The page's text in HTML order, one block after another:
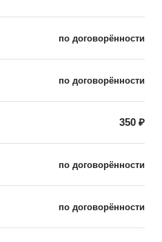
по договорённости
по договорённости
350 ₽
по договорённости
по договорённости